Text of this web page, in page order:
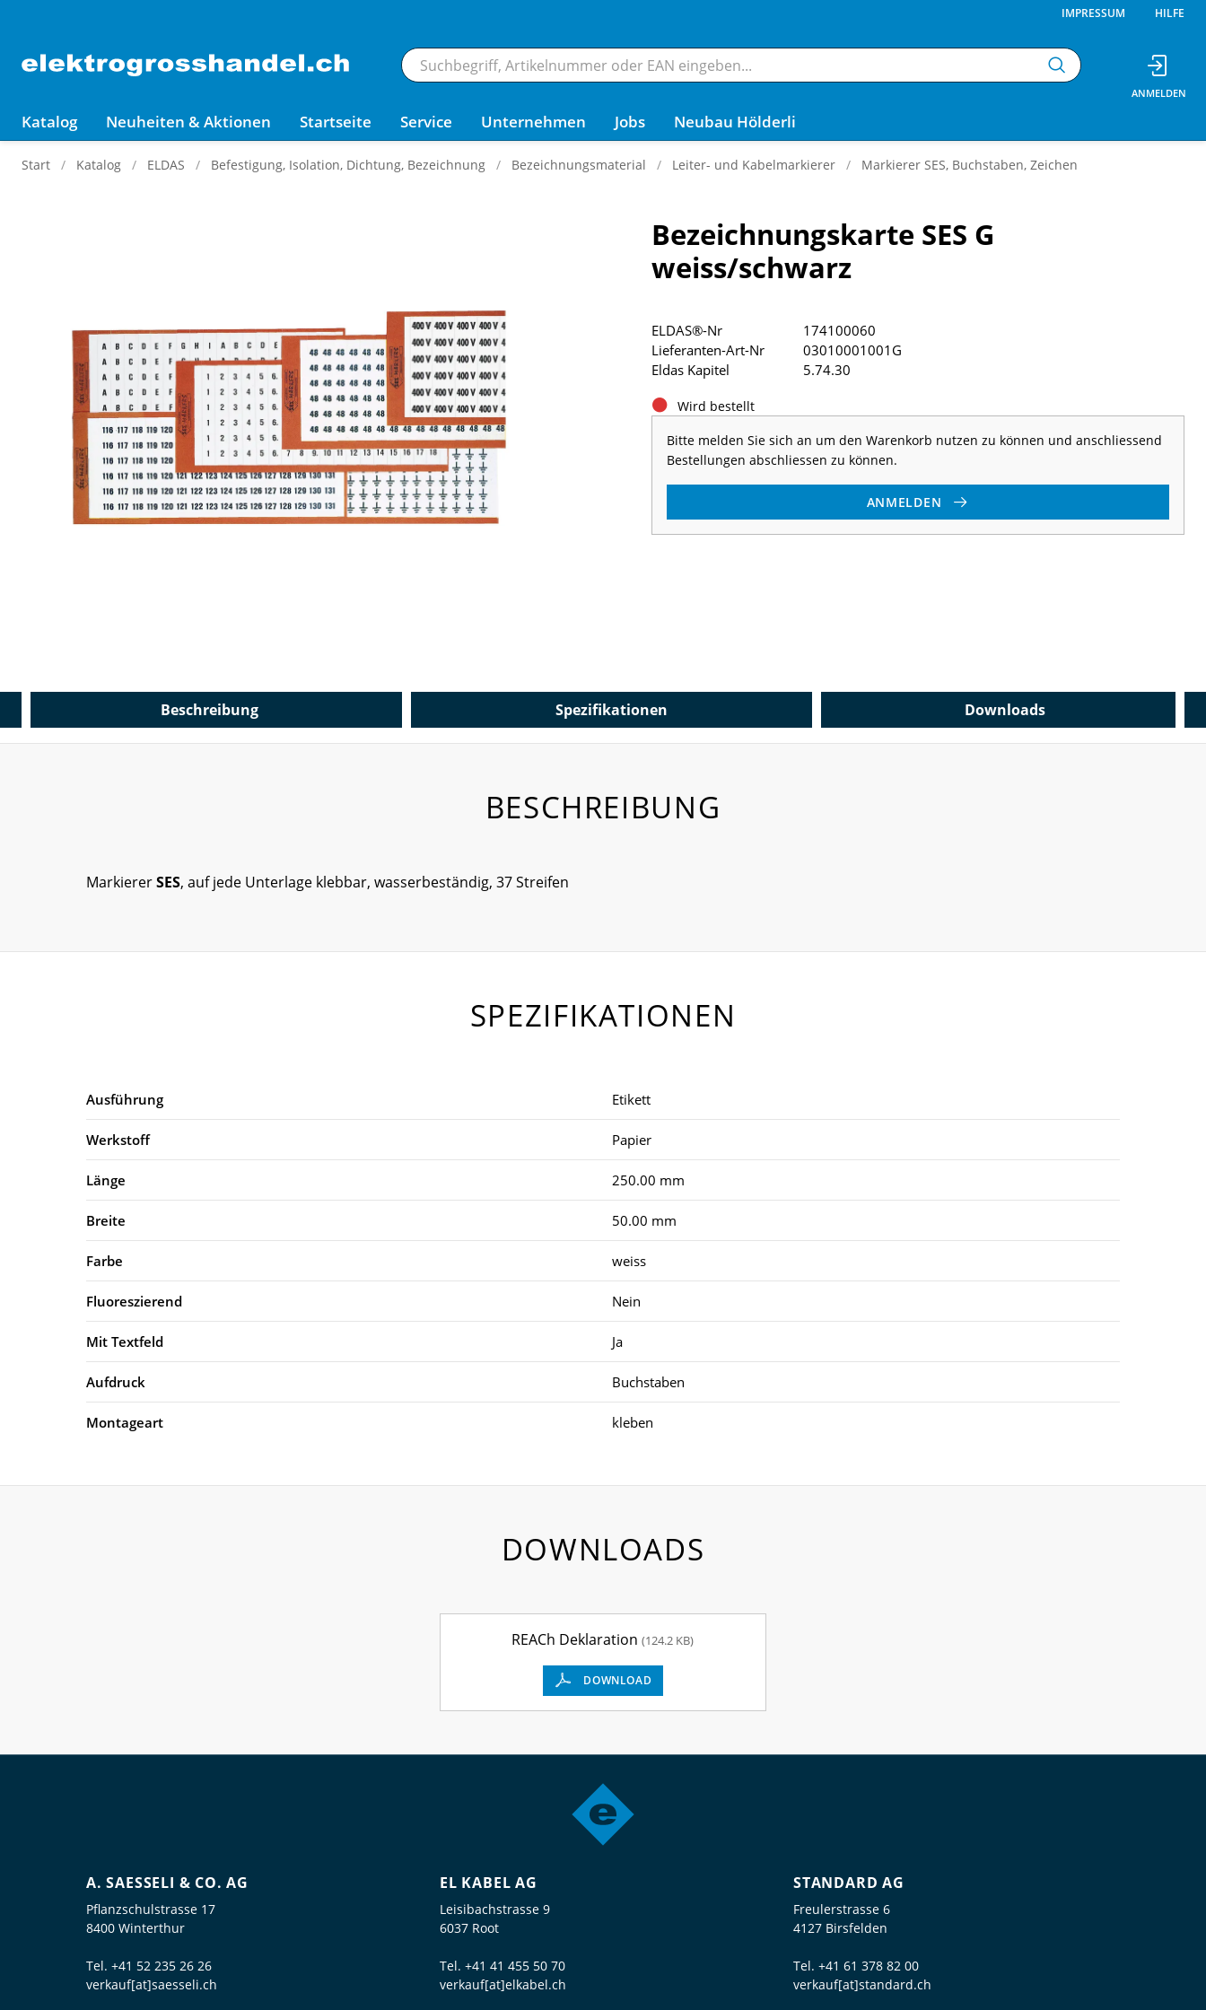
IMPRESSUM HILFE
Katalog Neuheiten & Aktionen Startseite Service Unternehmen Jobs Neubau Hölderli
Start Katalog ELDAS Befestigung, Isolation, Dichtung, Bezeichnung Bezeichnungsmaterial Leiter- und Kabelmarkierer Markierer SES, Buchstaben, Zeichen
Bezeichnungskarte SES G
weiss/schwarz
Wird bestellt
Bitte melden Sie sich an um den Warenkorb nutzen zu können und anschliessend
Bestellungen abschliessen zu können.
ANMELDEN
ELDAS®-Nr
174100060
Lieferanten-Art-Nr
03010001001G
Eldas Kapitel
5.74.30
Beschreibung Spezifikationen Downloads
BESCHREIBUNG
MarkiererSES, auf jede Unterlage klebbar, wasserbeständig, 37 Streifen
SPEZIFIKATIONEN
Ausführung Etikett
Werkstoff Papier
Länge 250.00 mm
Breite 50.00 mm
Farbe weiss
Fluoreszierend Nein
Mit Textfeld Ja
Aufdruck Buchstaben
Montageart kleben
DOWNLOADS
REACh Deklaration(124.2 KB)
DOWNLOAD
A. SAESSELI & CO. AG
Pflanzschulstrasse 17
8400 Winterthur
Tel. +41 52 235 26 26
verkauf[at]saesseli.ch
EL KABEL AG
Leisibachstrasse 9
6037 Root
Tel. +41 41 455 50 70
verkauf[at]elkabel.ch
STANDARD AG
Freulerstrasse 6
4127 Birsfelden
Tel. +41 61 378 82 00
verkauf[at]standard.ch